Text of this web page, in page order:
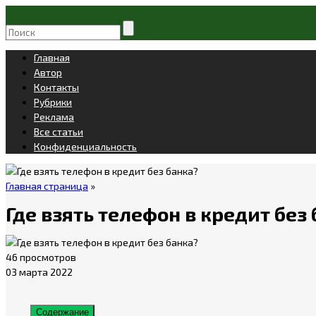
Главная
Автор
Контакты
Рубрики
Реклама
Все статьи
Конфиденциальность
Главная страница »
Где взять телефон в кредит без
46 просмотров
03 марта 2022
Содержание